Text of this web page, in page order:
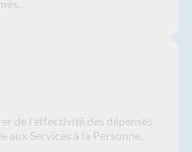
de l’effectivité des dépenses
Services à la Personne.